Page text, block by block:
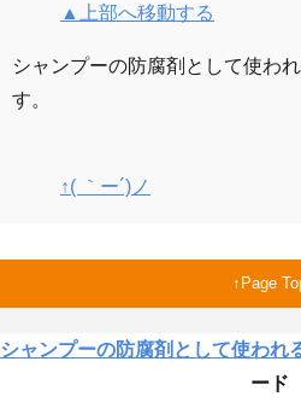
▲上部へ移動する
シャンプーの防腐剤として使わ
す。
↑( ｀ー´)ノ
Page
シャンプーの防腐剤として使われ
ード